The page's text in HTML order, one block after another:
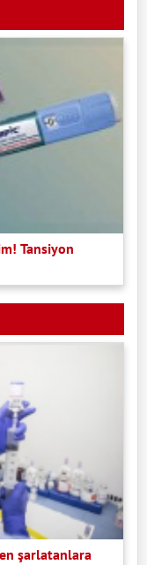
Tansiyon
şarlatanlara